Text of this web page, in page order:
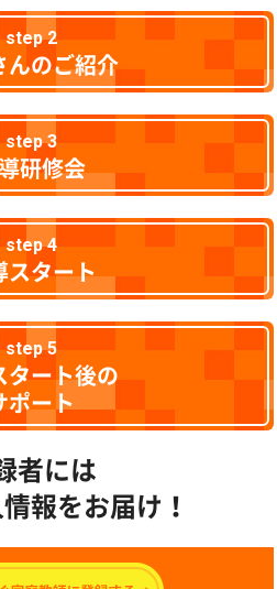
step 2
んのご紹介
step 3
研修会
step 4
スタート
step 5
タート後の
ポート
者には
報をお届け！